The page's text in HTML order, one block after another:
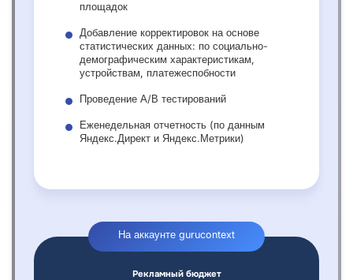
площадок
Добавление корректировок на основе
статистических данных: по социально-
демографическим характеристикам,
устройствам, платежеспобности
Проведение А/В тестирований
Еженедельная отчетность (по данным
Яндекс.Директ и Яндекс.Метрики)
На аккаунте gurucontext
Рекламный бюджет